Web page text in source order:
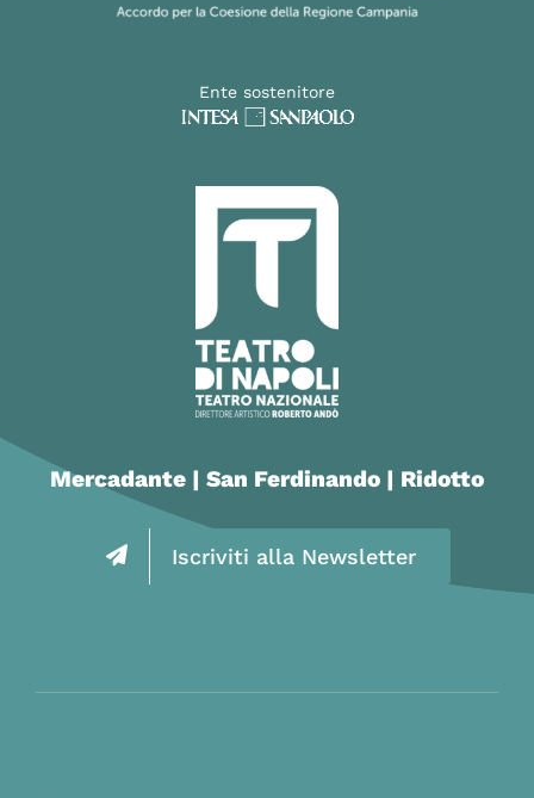
Ente sostenitore
Mercadante | San Ferdinando | Ridotto
Iscriviti alla Newsletter